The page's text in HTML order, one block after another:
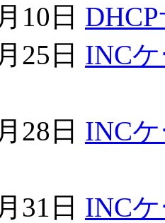
10日
25日 INC
28日 INC
31日 INC